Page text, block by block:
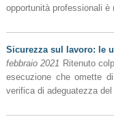
opportunità professionali è
Sicurezza sul lavoro: le
febbraio 2021 Ritenuto
esecuzione che omette
verifica di adeguatezza